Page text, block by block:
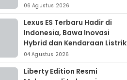
06 Agustus 2026
Lexus ES Terbaru Hadir di
Indonesia, Bawa Inovasi
Hybrid dan Kendaraan Listrik
04 Agustus 2026
Liberty Edition Resmi